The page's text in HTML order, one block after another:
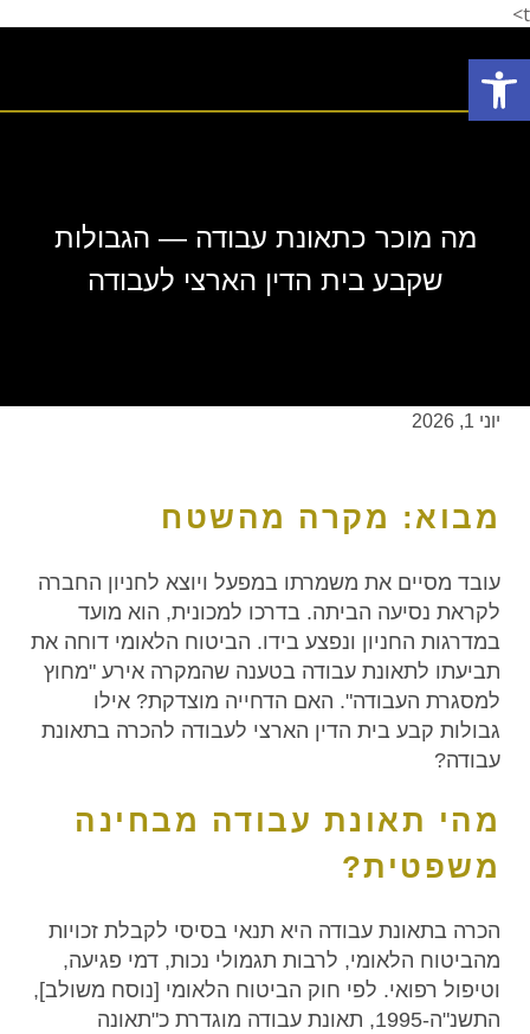
t>
מה מוכר כתאונת עבודה — הגבולות
שקבע בית הדין הארצי לעבודה
יוני 1, 2026
מבוא: מקרה מהשטח
עובד מסיים את משמרתו במפעל ויוצא לחניון החברה
לקראת נסיעה הביתה. בדרכו למכונית, הוא מועד
במדרגות החניון ונפצע בידו. הביטוח הלאומי דוחה את
תביעתו לתאונת עבודה בטענה שהמקרה אירע "מחוץ
למסגרת העבודה". האם הדחייה מוצדקת? אילו
גבולות קבע בית הדין הארצי לעבודה להכרה בתאונת
עבודה?
מהי תאונת עבודה מבחינה
משפטית?
הכרה בתאונת עבודה היא תנאי בסיסי לקבלת זכויות
מהביטוח הלאומי, לרבות תגמולי נכות, דמי פגיעה,
וטיפול רפואי. לפי חוק הביטוח הלאומי [נוסח משולב],
התשנ"ה-1995, תאונת עבודה מוגדרת כ"תאונה
פתח סרגל נגישות